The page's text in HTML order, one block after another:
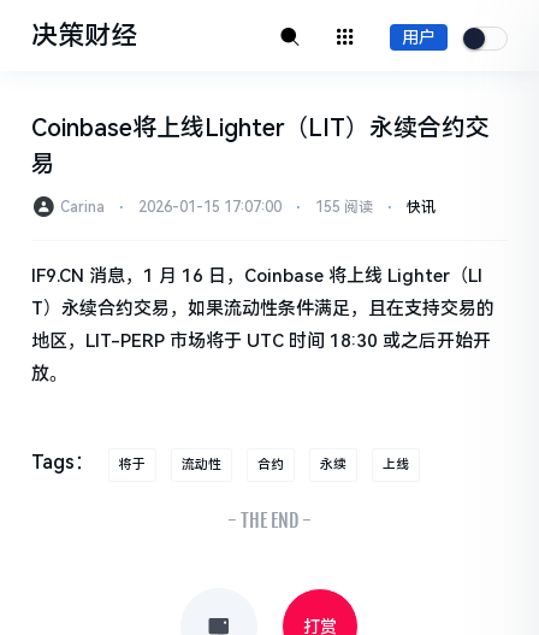
决策财经 用户
Coinbase将上线Lighter（LIT）永续合约交
易
Carina ⋅ 2026-01-15 17:07:00 ⋅ 155 阅读 ⋅ 快讯
IF9.CN 消息，1 月 16 日，Coinbase 将上线 Lighter（LI
T）永续合约交易，如果流动性条件满足，且在支持交易的
地区，LIT-PERP 市场将于 UTC 时间 18:30 或之后开始开
放。
Tags： 将于 流动性 合约 永续 上线
- THE END -
打赏